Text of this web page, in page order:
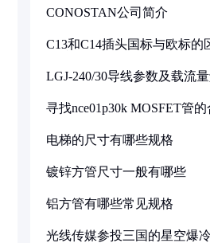
CONOSTAN公司简介
C13和C14插头国标与欧标的
LGJ-240/30导线参数及载流
寻找nce01p30k MOSFET管
电梯的尺寸有哪些规格
镀锌方管尺寸一般有哪些
铝方管有哪些常见规格
光线传媒参投三国的星空爆